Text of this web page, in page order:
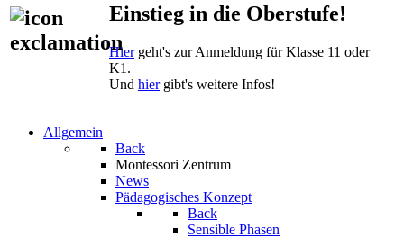
Einstieg in die Oberstufe!
Hiergeht's zur Anmeldung für Klasse 11 oder
K1.
Und hiergibt's weitere Infos!
Allgemein
Back
Montessori Zentrum
News
Pädagogisches Konzept
Back
Sensible Phasen